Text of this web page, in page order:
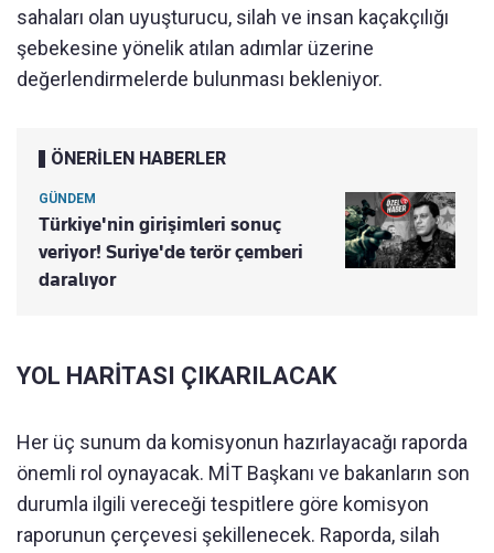
sahaları olan uyuşturucu, silah ve insan kaçakçılığı
şebekesine yönelik atılan adımlar üzerine
değerlendirmelerde bulunması bekleniyor.
ÖNERİLEN HABERLER
GÜNDEM
Türkiye'nin girişimleri sonuç
veriyor! Suriye'de terör çemberi
daralıyor
YOL HARİTASI ÇIKARILACAK
Her üç sunum da komisyonun hazırlayacağı raporda
önemli rol oynayacak. MİT Başkanı ve bakanların son
durumla ilgili vereceği tespitlere göre komisyon
raporunun çerçevesi şekillenecek. Raporda, silah